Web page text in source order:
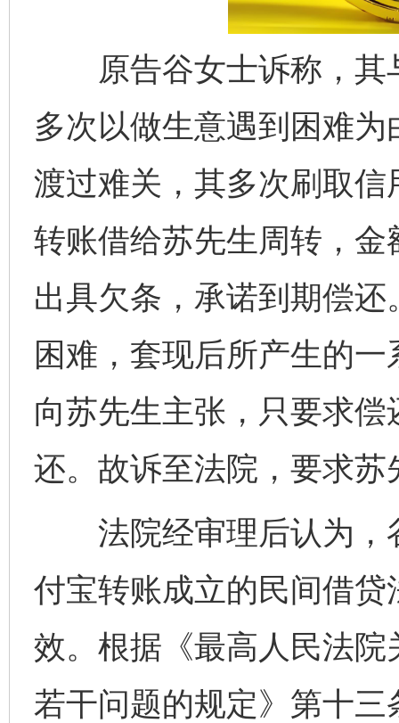
原告谷女士诉称，其
多次以做生意遇到困难
渡过难关，其多次刷取
转账借给苏先生周转，
出具欠条，承诺到期偿
困难，套现后所产生的
向苏先生主张，只要求
还。故诉至法院，要求
法院经审理后认为，
付宝转账成立的民间借
效。根据《最高人民法
若干问题的规定》第十